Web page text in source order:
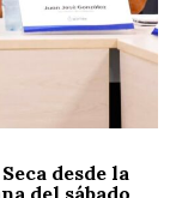
desde la
del sábado